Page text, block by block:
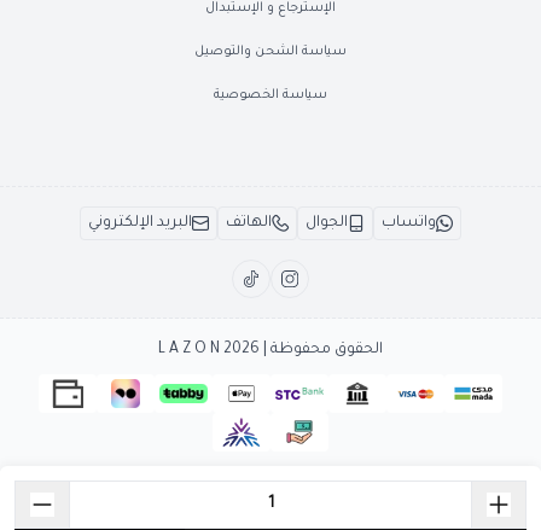
الإسترجاع و الإستبدال
سياسة الشحن والتوصيل
سياسة الخصوصية
واتساب الجوال الهاتف البريد الإلكتروني
الحقوق محفوظة | 2026 L A Z O N